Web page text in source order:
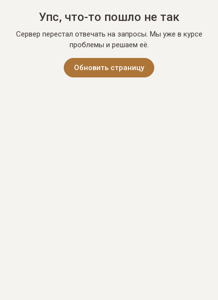
Упс, что-то пошло не так
Сервер перестал отвечать на запросы. Мы уже в курсе
проблемы и решаем её.
Обновить страницу